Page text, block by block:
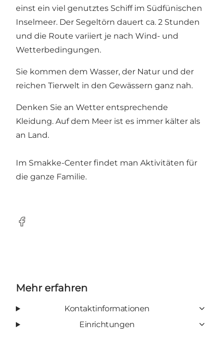
einst ein viel genutztes Schiff im Südfünischen
Inselmeer. Der Segeltörn dauert ca. 2 Stunden
und die Route variiert je nach Wind- und
Wetterbedingungen.
Sie kommen dem Wasser, der Natur und der
reichen Tierwelt in den Gewässern ganz nah.
Denken Sie an Wetter entsprechende
Kleidung. Auf dem Meer ist es immer kälter als
an Land.
Im Smakke-Center findet man Aktivitäten für
die ganze Familie.
facebook
Mehr erfahren
Kontaktinformationen
Einrichtungen